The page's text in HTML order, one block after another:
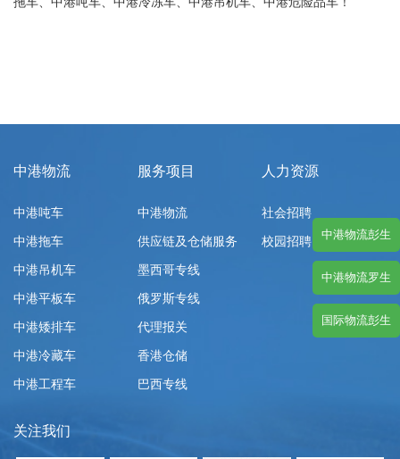
中港物流彭生
中港物流罗生
国际物流彭生
中港物流
中港吨车
中港拖车
中港吊机车
中港平板车
中港矮排车
中港冷藏车
中港工程车
服务项目
中港物流
供应链及仓储服务
墨西哥专线
俄罗斯专线
代理报关
香港仓储
巴西专线
人力资源
社会招聘
校园招聘
关注我们